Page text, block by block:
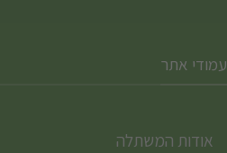
עמודי אתר
אודות המשתלה